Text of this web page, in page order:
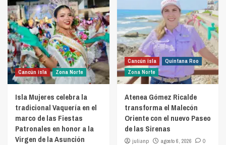
Cancún isla Zona Norte
Isla Mujeres celebra la
tradicional Vaquería en el
marco de las Fiestas
Patronales en honor a la
Virgen de la Asunción
Cancún isla
Quintana Roo
Zona Norte
Atenea Gómez Ricalde
transforma el Malecón
Oriente con el nuevo Paseo
de las Sirenas
julianp agosto 6, 2026 0